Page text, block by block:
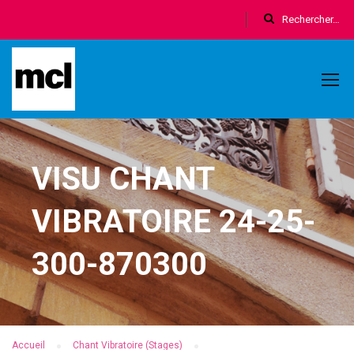
VISU CHANT
VIBRATOIRE 24-25-
300-870300
Accueil
Chant Vibratoire (Stages)